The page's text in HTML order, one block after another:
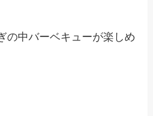
の中バーベキューが楽しめ